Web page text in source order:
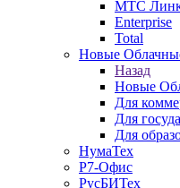
МТС
Enterprise
Total
Новые
Назад
Новые
Для
Для
Для
НумаТех
Р7-Офис
РусБИТех